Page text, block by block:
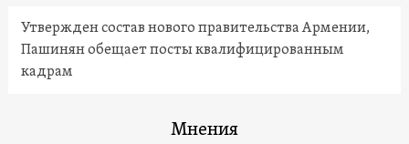
Утвержден состав нового правительства Армении,
Пашинян обещает посты квалифицированным
кадрам
Мнения